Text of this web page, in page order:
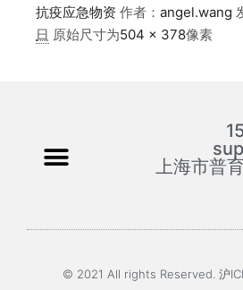
抗疫应急物资 作者： angel.wang
日 原始尺寸为504 × 378像素
上海市普
© 2021 All rights Reserved. 沪